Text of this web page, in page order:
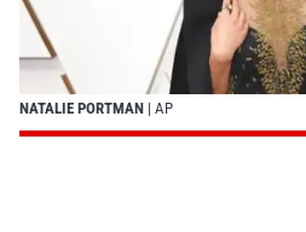
NATALIE PORTMAN | AP